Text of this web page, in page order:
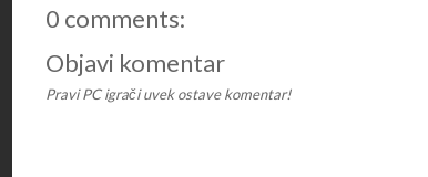
0 comments:
Objavi komentar
Pravi PC igrači uvek ostave komentar!